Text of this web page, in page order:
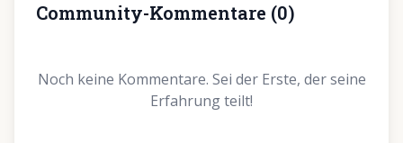
Community-Kommentare (0)
Noch keine Kommentare. Sei der Erste, der seine
Erfahrung teilt!